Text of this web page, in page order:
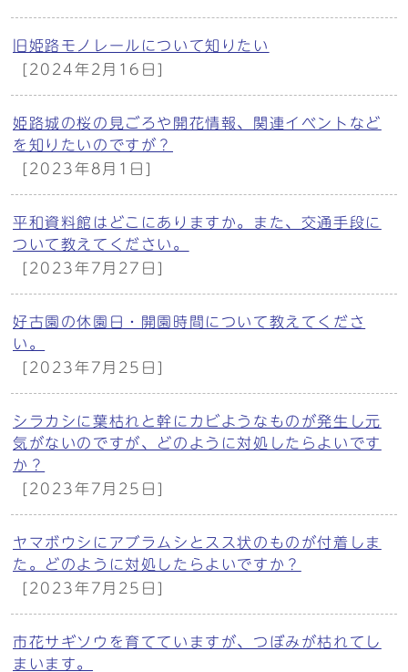
旧姫路モノレールについて知りたい
[2024年2月16日]
姫路城の桜の見ごろや開花情報、関連イベントなど
を知りたいのですが？
[2023年8月1日]
平和資料館はどこにありますか。また、交通手段に
ついて教えてください。
[2023年7月27日]
好古園の休園日・開園時間について教えてくださ
い。
[2023年7月25日]
シラカシに葉枯れと幹にカビようなものが発生し元
気がないのですが、どのように対処したらよいです
か？
[2023年7月25日]
ヤマボウシにアブラムシとスス状のものが付着しま
た。どのように対処したらよいですか？
[2023年7月25日]
市花サギソウを育てていますが、つぼみが枯れてし
まいます。